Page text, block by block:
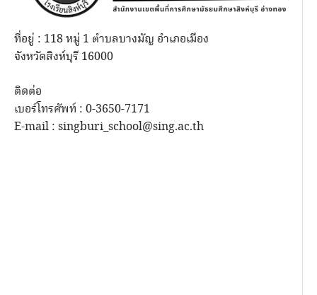
ที่อยู่ : 118 หมู่ 1 ตำบลบางมัญ อำเภอเมือง
จังหวัดสิงห์บุรี 16000
ติดต่อ
เบอร์โทรศัพท์ : 0-3650-7171
E-mail : singburi_school@sing.ac.th